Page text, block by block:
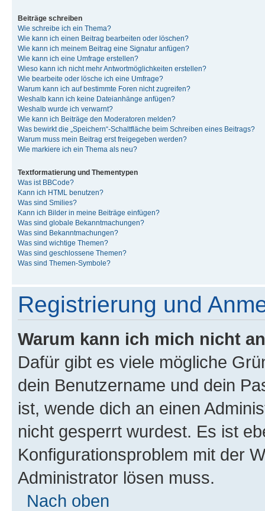
Beiträge schreiben
Wie schreibe ich ein Thema?
Wie kann ich einen Beitrag bearbeiten oder löschen?
Wie kann ich meinem Beitrag eine Signatur anfügen?
Wie kann ich eine Umfrage erstellen?
Wieso kann ich nicht mehr Antwortmöglichkeiten erstellen?
Wie bearbeite oder lösche ich eine Umfrage?
Warum kann ich auf bestimmte Foren nicht zugreifen?
Weshalb kann ich keine Dateianhänge anfügen?
Weshalb wurde ich verwarnt?
Wie kann ich Beiträge den Moderatoren melden?
Was bewirkt die „Speichern“-Schaltfläche beim Schreiben eines Beitrags?
Warum muss mein Beitrag erst freigegeben werden?
Wie markiere ich ein Thema als neu?
Textformatierung und Thementypen
Was ist BBCode?
Kann ich HTML benutzen?
Was sind Smilies?
Kann ich Bilder in meine Beiträge einfügen?
Was sind globale Bekanntmachungen?
Was sind Bekanntmachungen?
Was sind wichtige Themen?
Was sind geschlossene Themen?
Was sind Themen-Symbole?
Registrierung und
Warum kann ich mich nicht
Dafür gibt es viele mögliche
dein Benutzername und dein
ist, wende dich an einen
nicht gesperrt wurdest. Es ist
Konfigurationsproblem mit der
Administrator lösen muss.
Nach oben